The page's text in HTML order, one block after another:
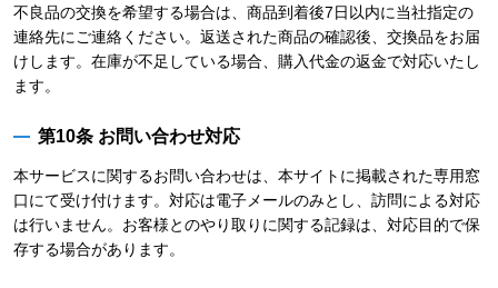
不良品の交換を希望する場合は、商品到着後7日以内に当社指定の
連絡先にご連絡ください。返送された商品の確認後、交換品をお届
けします。在庫が不足している場合、購入代金の返金で対応いたし
ます。
第10条 お問い合わせ対応
本サービスに関するお問い合わせは、本サイトに掲載された専用窓
口にて受け付けます。対応は電子メールのみとし、訪問による対応
は行いません。お客様とのやり取りに関する記録は、対応目的で保
存する場合があります。